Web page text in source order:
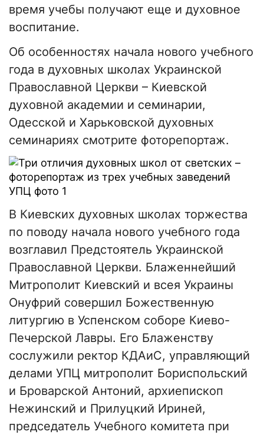
время учебы получают еще и духовное
воспитание.
Об особенностях начала нового учебного
года в духовных школах Украинской
Православной Церкви – Киевской
духовной академии и семинарии,
Одесской и Харьковской духовных
семинариях смотрите фоторепортаж.
В Киевских духовных школах торжества
по поводу начала нового учебного года
возглавил Предстоятель Украинской
Православной Церкви. Блаженнейший
Митрополит Киевский и всея Украины
Онуфрий совершил Божественную
литургию в Успенском соборе Киево-
Печерской Лавры. Его Блаженству
сослужили ректор КДАиС, управляющий
делами УПЦ митрополит Бориспольский
и Броварской Антоний, архиепископ
Нежинский и Прилуцкий Ириней,
председатель Учебного комитета при